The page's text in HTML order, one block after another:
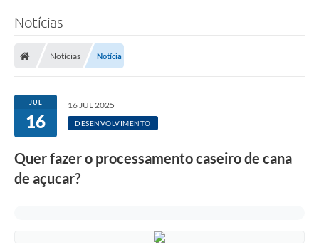
Licitações / PCA
Transparência
Contratos
Notícias
Notícias Notícia
JUL
16
16 JUL 2025
DESENVOLVIMENTO
Quer fazer o processamento caseiro de cana
de açucar?